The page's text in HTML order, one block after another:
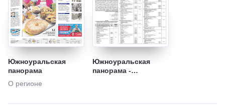
Южноуральская
панорама
О регионе
Южноуральская
панорама -